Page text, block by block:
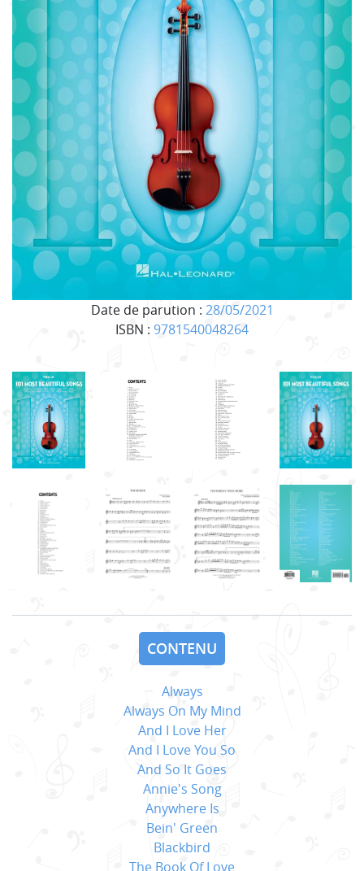
Date de parution : 28/05/2021
ISBN : 9781540048264
CONTENU
Always
Always On My Mind
And I Love Her
And I Love You So
And So It Goes
Annie's Song
Anywhere Is
Bein' Green
Blackbird
The Book Of Love